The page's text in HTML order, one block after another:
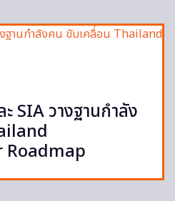
SIA วางฐานกำลัง